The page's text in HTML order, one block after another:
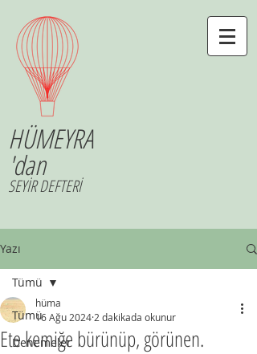
HÜMEYRA
'dan
SEYİR DEFTERİ
Yazı
Tümü
Denemeler
Tümü
Ete kemiğe bürünüp, görünen.
hüma
16 Ağu 2024 2 dakikada okunur